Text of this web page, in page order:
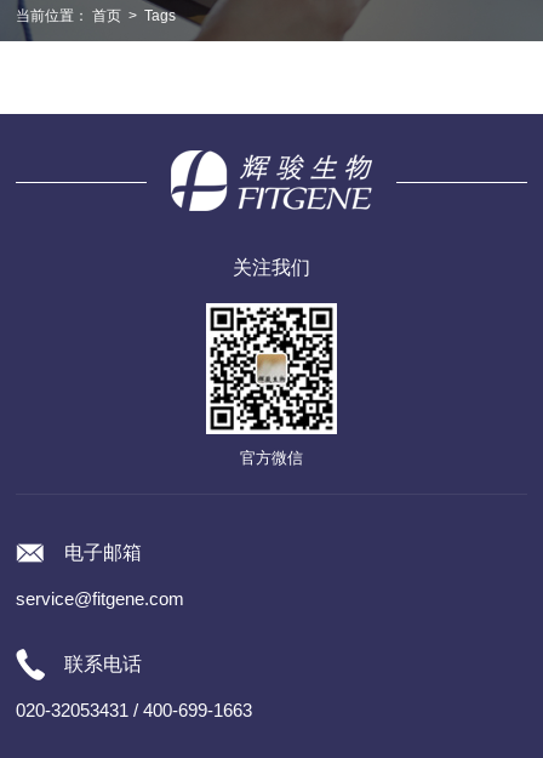
当前位置： 首页 > Tags
关注我们
官方微信
电子邮箱
service@fitgene.com
联系电话
020-32053431 / 400-699-1663